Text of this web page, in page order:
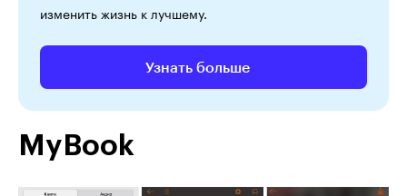
изменить жизнь к лучшему.
Узнать больше
MyBook